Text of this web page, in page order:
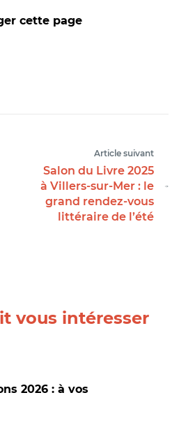
cette page
Article suivant
Salon du Livre 2025
à Villers-sur-Mer : le
grand rendez-vous
littéraire de l’été
vous intéresser
2026 : à vos